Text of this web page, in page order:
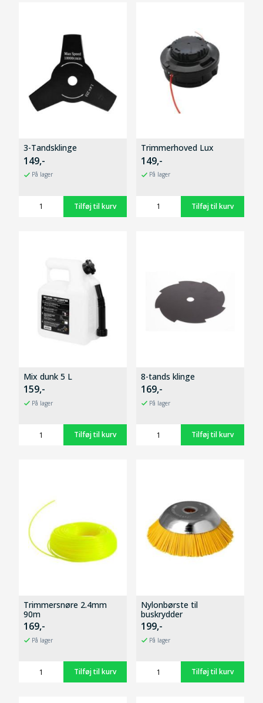
3-Tandsklinge
149,-
På lager
Trimmerhoved Lux
149,-
På lager
Mix dunk 5 L
159,-
På lager
8-tands klinge
169,-
På lager
Trimmersnøre 2.4mm
90m
169,-
På lager
Nylonbørste til
buskrydder
199,-
På lager